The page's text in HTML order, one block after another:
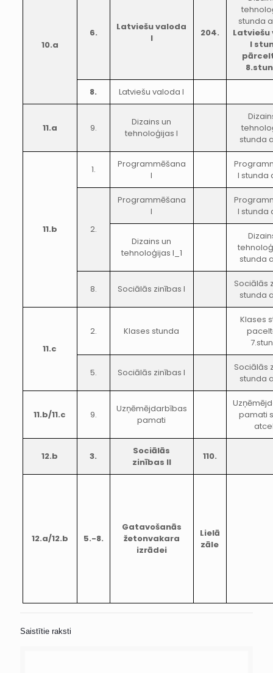
10.a
6.
Latviešu valoda
I
204.
stunda
I
8. Latviešu valoda I
11.a 9.
Dizains un
tehnoloģijas I
stunda
11.b
1.
Programmēšana
I
I stunda
2.
Programmēšana
I
I stunda
Dizains un
tehnoloģijas I_1
stunda
8. Sociālās zinības I
Sociālās
stunda
11.c
2. Klases stunda
Klases
5. Sociālās zinības I
Sociālās
stunda
11.b/11.c 9.
Uzņēmējdarbības
pamati
pamati
12.b 3.
Sociālās
zinības II
110.
12.a/12.b 5.-8.
Gatavošanās
žetonvakara
izrādei
Lielā
zāle
Saistītie raksti